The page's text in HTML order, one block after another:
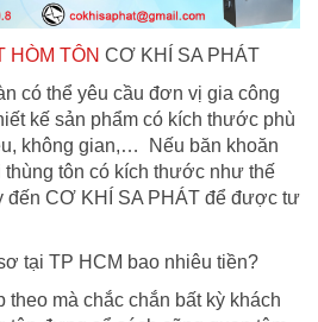
HÒM TÔN CƠ KHÍ SA PHÁT
có thể yêu cầu đơn vị gia công
kế sản phẩm có kích thước phù
không gian,… Nếu băn khoăn
tôn có kích thước như thế
đến CƠ KHÍ SA PHÁT để được tư
tại TP HCM bao nhiêu tiền?
theo mà chắc chắn bất kỳ khách